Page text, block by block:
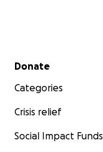
Secondary menu
Donate
Categories
Crisis relief
Social Impact Funds